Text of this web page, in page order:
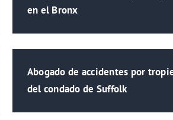
en el Bronx
Abogado de accidentes por
del condado de Suffolk